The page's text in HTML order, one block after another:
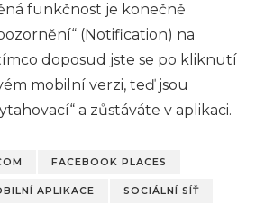
funkčnost je konečně
(Notification) na
doposud jste se po kliknutí
mobilní verzi, teď jsou
a zůstáváte v aplikaci.
FACEBOOK PLACES
APLIKACE SOCIÁLNÍ SÍŤ